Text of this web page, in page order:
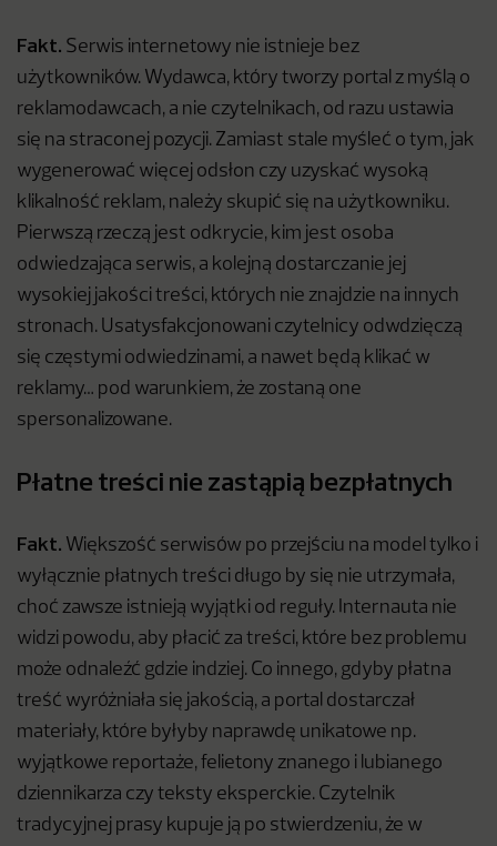
Fakt. Serwis internetowy nie istnieje bez
użytkowników. Wydawca, który tworzy portal z myślą o
reklamodawcach, a nie czytelnikach, od razu ustawia
się na straconej pozycji. Zamiast stale myśleć o tym, jak
wygenerować więcej odsłon czy uzyskać wysoką
klikalność reklam, należy skupić się na użytkowniku.
Pierwszą rzeczą jest odkrycie, kim jest osoba
odwiedzająca serwis, a kolejną dostarczanie jej
wysokiej jakości treści, których nie znajdzie na innych
stronach. Usatysfakcjonowani czytelnicy odwdzięczą
się częstymi odwiedzinami, a nawet będą klikać w
reklamy… pod warunkiem, że zostaną one
spersonalizowane.
Płatne treści nie zastąpią bezpłatnych
Fakt. Większość serwisów po przejściu na model tylko i
wyłącznie płatnych treści długo by się nie utrzymała,
choć zawsze istnieją wyjątki od reguły. Internauta nie
widzi powodu, aby płacić za treści, które bez problemu
może odnaleźć gdzie indziej. Co innego, gdyby płatna
treść wyróżniała się jakością, a portal dostarczał
materiały, które byłyby naprawdę unikatowe np.
wyjątkowe reportaże, felietony znanego i lubianego
dziennikarza czy teksty eksperckie. Czytelnik
tradycyjnej prasy kupuje ją po stwierdzeniu, że w